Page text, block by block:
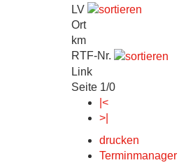
LV
Ort
km
RTF-Nr.
Link
Seite 1/0
|<
>|
drucken
Terminmanager